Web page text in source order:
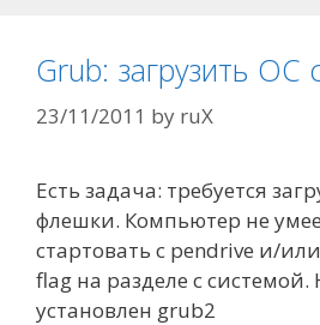
Grub: загрузить ОС
23/11/2011 by ruX
Есть задача: требуется
флешки. Компьютер не
стартовать с pendrive и/
flag на разделе с
установлен grub2